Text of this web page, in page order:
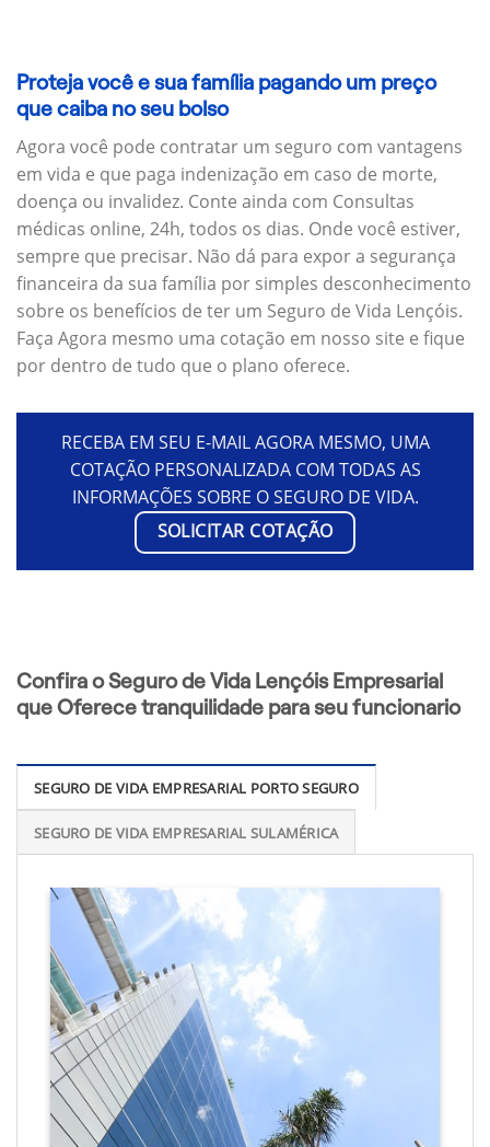
Proteja você e sua família pagando um preço
que caiba no seu bolso
Agora você pode contratar um seguro com vantagens
em vida e que paga indenização em caso de morte,
doença ou invalidez. Conte ainda com Consultas
médicas online, 24h, todos os dias. Onde você estiver,
sempre que precisar. Não dá para expor a segurança
financeira da sua família por simples desconhecimento
sobre os benefícios de ter um Seguro de Vida Lençóis.
Faça Agora mesmo uma cotação em nosso site e fique
por dentro de tudo que o plano oferece.
RECEBA EM SEU E-MAIL AGORA MESMO, UMA
COTAÇÃO PERSONALIZADA COM TODAS AS
INFORMAÇÕES SOBRE O SEGURO DE VIDA.
SOLICITAR COTAÇÃO
Confira o Seguro de Vida Lençóis Empresarial
que Oferece tranquilidade para seu funcionario
SEGURO DE VIDA EMPRESARIAL PORTO SEGURO
SEGURO DE VIDA EMPRESARIAL SULAMÉRICA